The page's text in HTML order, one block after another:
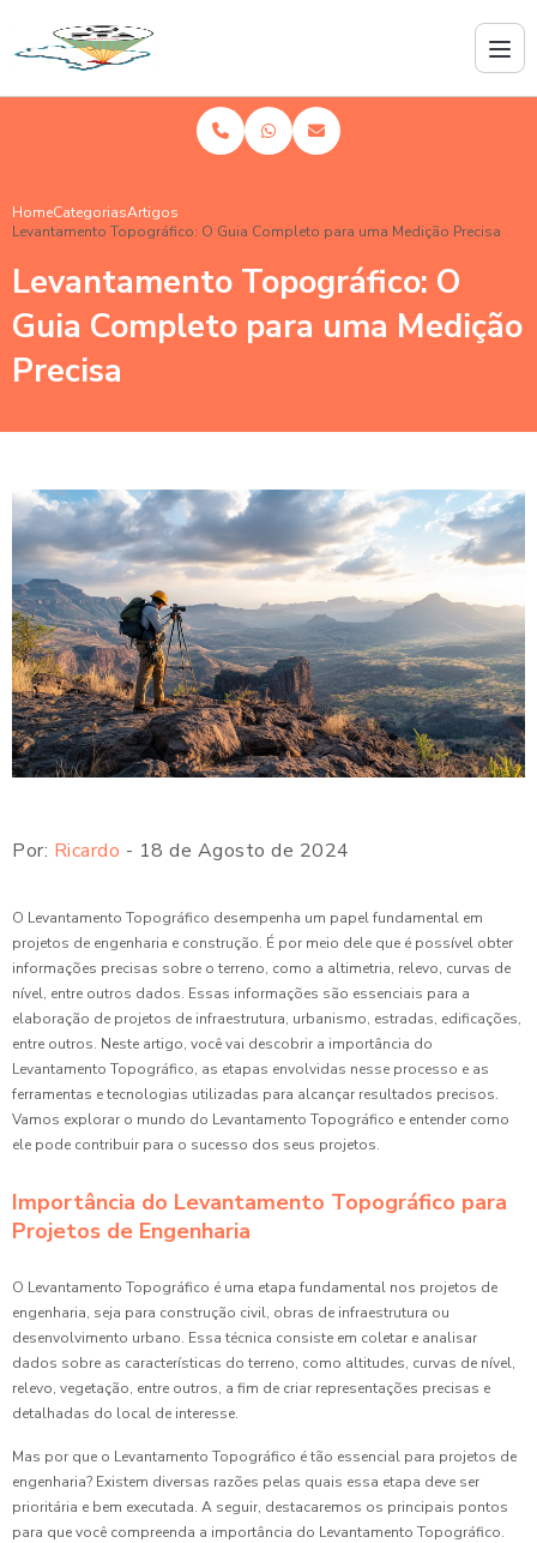
HomeCategoriasArtigos
Levantamento Topográfico: O Guia Completo para uma Medição Precisa
Levantamento Topográfico: O
Guia Completo para uma Medição
Precisa
Por: Ricardo - 18 de Agosto de 2024
O Levantamento Topográfico desempenha um papel fundamental em
projetos de engenharia e construção. É por meio dele que é possível obter
informações precisas sobre o terreno, como a altimetria, relevo, curvas de
nível, entre outros dados. Essas informações são essenciais para a
elaboração de projetos de infraestrutura, urbanismo, estradas, edificações,
entre outros. Neste artigo, você vai descobrir a importância do
Levantamento Topográfico, as etapas envolvidas nesse processo e as
ferramentas e tecnologias utilizadas para alcançar resultados precisos.
Vamos explorar o mundo do Levantamento Topográfico e entender como
ele pode contribuir para o sucesso dos seus projetos.
Importância do Levantamento Topográfico para
Projetos de Engenharia
O Levantamento Topográfico é uma etapa fundamental nos projetos de
engenharia, seja para construção civil, obras de infraestrutura ou
desenvolvimento urbano. Essa técnica consiste em coletar e analisar
dados sobre as características do terreno, como altitudes, curvas de nível,
relevo, vegetação, entre outros, a fim de criar representações precisas e
detalhadas do local de interesse.
Mas por que o Levantamento Topográfico é tão essencial para projetos de
engenharia? Existem diversas razões pelas quais essa etapa deve ser
prioritária e bem executada. A seguir, destacaremos os principais pontos
para que você compreenda a importância do Levantamento Topográfico.